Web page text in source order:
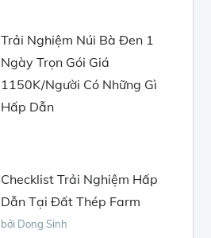
Trải Nghiệm Núi Bà Đen 1
Ngày Trọn Gói Giá
1150K/Người Có Những Gì
Hấp Dẫn
Checklist Trải Nghiệm Hấp
Dẫn Tại Đất Thép Farm
bởi Dong Sinh